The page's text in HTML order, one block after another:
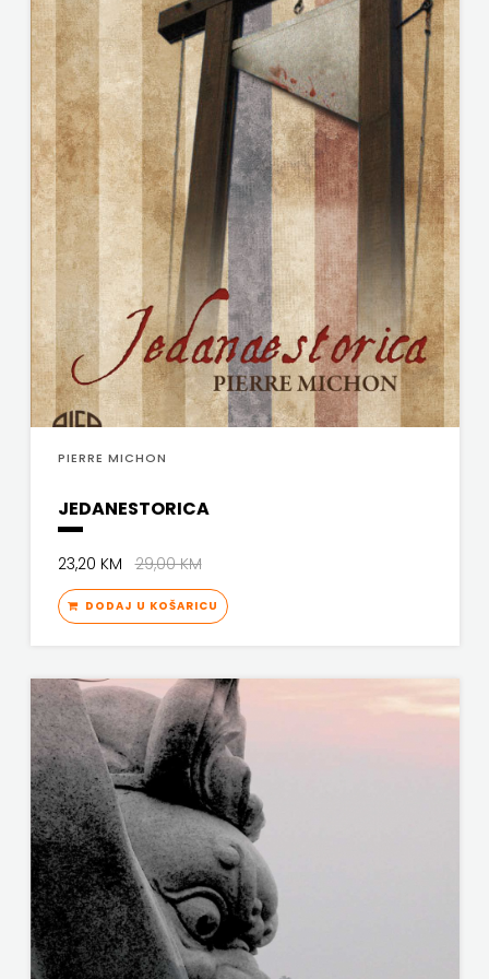
ODEON
OMEGA
LAN
Pearson
PLANET
ZOE
PLANETOPIJA
PLANJAX
KOMERC
PROFIL
PULS
RADIOTELEVIZIJA
BOSNE
ROCKMARK
SALESIANA
SANDORF
Scriptura
media
PIERRE MICHON
JEDANESTORICA
23,20 KM29,00 KM
DODAJ U KOŠARICU